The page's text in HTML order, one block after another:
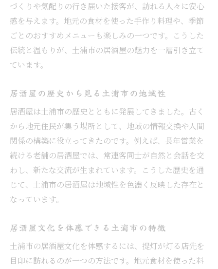
づくりや気配りの行き届いた接客が、訪れる人々に安心
感を与えます。地元の食材を使った手作り料理や、季節
ごとのおすすめメニューも楽しみの一つです。こうした
伝統と温もりが、土浦市の居酒屋の魅力を一層引き立て
ています。
居酒屋の歴史から見る土浦市の地域性
居酒屋は土浦市の歴史とともに発展してきました。古く
から地元住民が集う場所として、地域の情報交換や人間
関係の構築に役立ってきたのです。例えば、長年営業を
続ける老舗の居酒屋では、常連客同士が自然と会話を交
わし、新たな交流が生まれています。こうした歴史を通
じて、土浦市の居酒屋は地域性を色濃く反映した存在と
なっています。
居酒屋文化を体感できる土浦市の特徴
土浦市の居酒屋文化を体感するには、提灯が灯る店先を
目印に訪れるのが一つの方法です。地元食材を使った料